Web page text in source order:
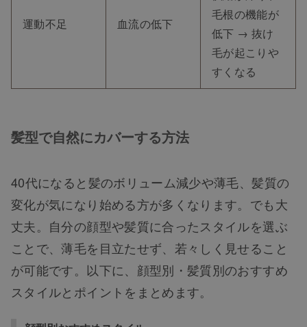
運動不足 血流の低下
毛根の機能が
低下 → 抜け
毛が起こりや
すくなる
髪型で自然にカバーする方法
40代になると髪のボリューム減少や薄毛、髪質の
変化が気になり始める方が多くなります。でも大
丈夫。自分の顔型や髪質に合ったスタイルを選ぶ
ことで、薄毛を目立たせず、若々しく見せること
が可能です。以下に、顔型別・髪質別のおすすめ
スタイルとポイントをまとめます。